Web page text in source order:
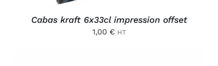
Cabas kraft 6x33cl impression offset
1,00 € HT